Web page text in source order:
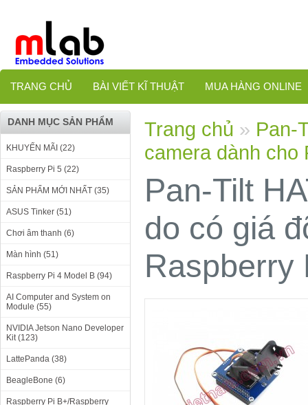
TRANG CHỦ BÀI VIẾT KĨ THUẬT MUA HÀNG ONLINE
DANH MỤC SẢN PHẨM
KHUYẾN MÃI (22)
Raspberry Pi 5 (22)
SẢN PHẨM MỚI NHẤT (35)
ASUS Tinker (51)
Chơi âm thanh (6)
Màn hình (51)
Raspberry Pi 4 Model B (94)
AI Computer and System on
Module (55)
NVIDIA Jetson Nano Developer
Kit (123)
LattePanda (38)
BeagleBone (6)
Raspberry Pi B+/Raspberry
Trang chủ » Pan-
camera dành cho
Pan-Tilt
do có giá
Raspberry